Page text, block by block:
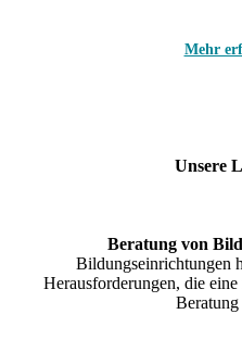
Mehr
Unsere
Beratung von
Bildungseinrichtungen
Herausforderungen, die